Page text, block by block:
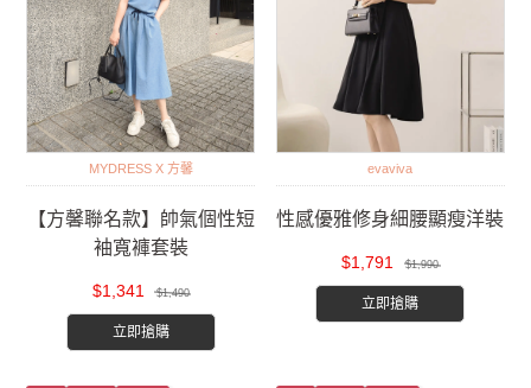
MYDRESS X 方馨
【方馨聯名款】帥氣個性短
袖寬褲套裝
$1,341 $1,490
立即搶購
evaviva
性感優雅修身細腰顯瘦洋裝
$1,791 $1,990
立即搶購